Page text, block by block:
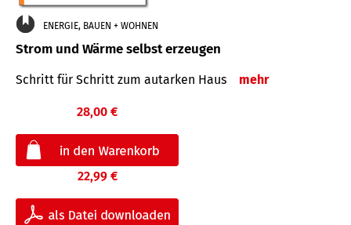
ENERGIE, BAUEN + WOHNEN
Strom und Wärme selbst erzeugen
Schritt für Schritt zum autarken Haus mehr
28,00 €
22,99 €